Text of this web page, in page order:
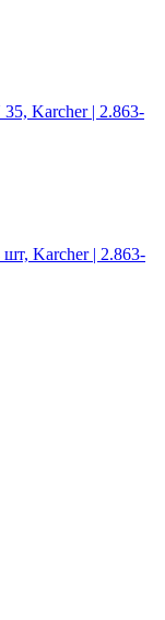
Karcher | 2.863-
Karcher | 2.863-